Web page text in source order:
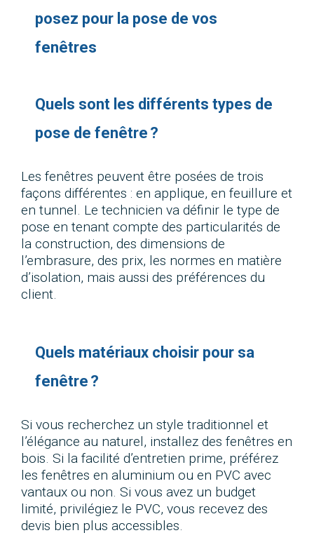
posez pour la pose de vos
fenêtres
Quels sont les différents types de
pose de fenêtre ?
Les fenêtres peuvent être posées de trois
façons différentes : en applique, en feuillure et
en tunnel. Le technicien va définir le type de
pose en tenant compte des particularités de
la construction, des dimensions de
l’embrasure, des prix, les normes en matière
d’isolation, mais aussi des préférences du
client.
Quels matériaux choisir pour sa
fenêtre ?
Si vous recherchez un style traditionnel et
l’élégance au naturel, installez des fenêtres en
bois. Si la facilité d’entretien prime, préférez
les fenêtres en aluminium ou en PVC avec
vantaux ou non. Si vous avez un budget
limité, privilégiez le PVC, vous recevez des
devis bien plus accessibles.